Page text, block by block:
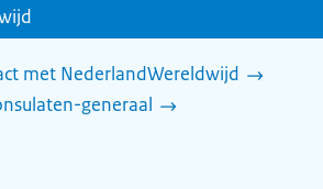
met NederlandWereldwijd
generaal